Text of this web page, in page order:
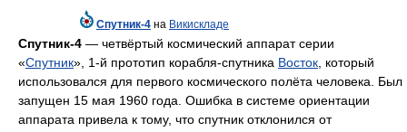
Спутник-4 на Викискладе
Спутник-4 — четвёртый космический аппарат серии
«Спутник», 1-й прототип корабля-спутника Восток , который
использовался для первого космического полёта человека. Был
запущен 15 мая 1960 года. Ошибка в системе ориентации
аппарата привела к тому, что спутник отклонился от